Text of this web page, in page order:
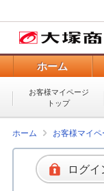
ホーム
お客様マイページ
トップ
ホーム お客様マイペ
ログイ